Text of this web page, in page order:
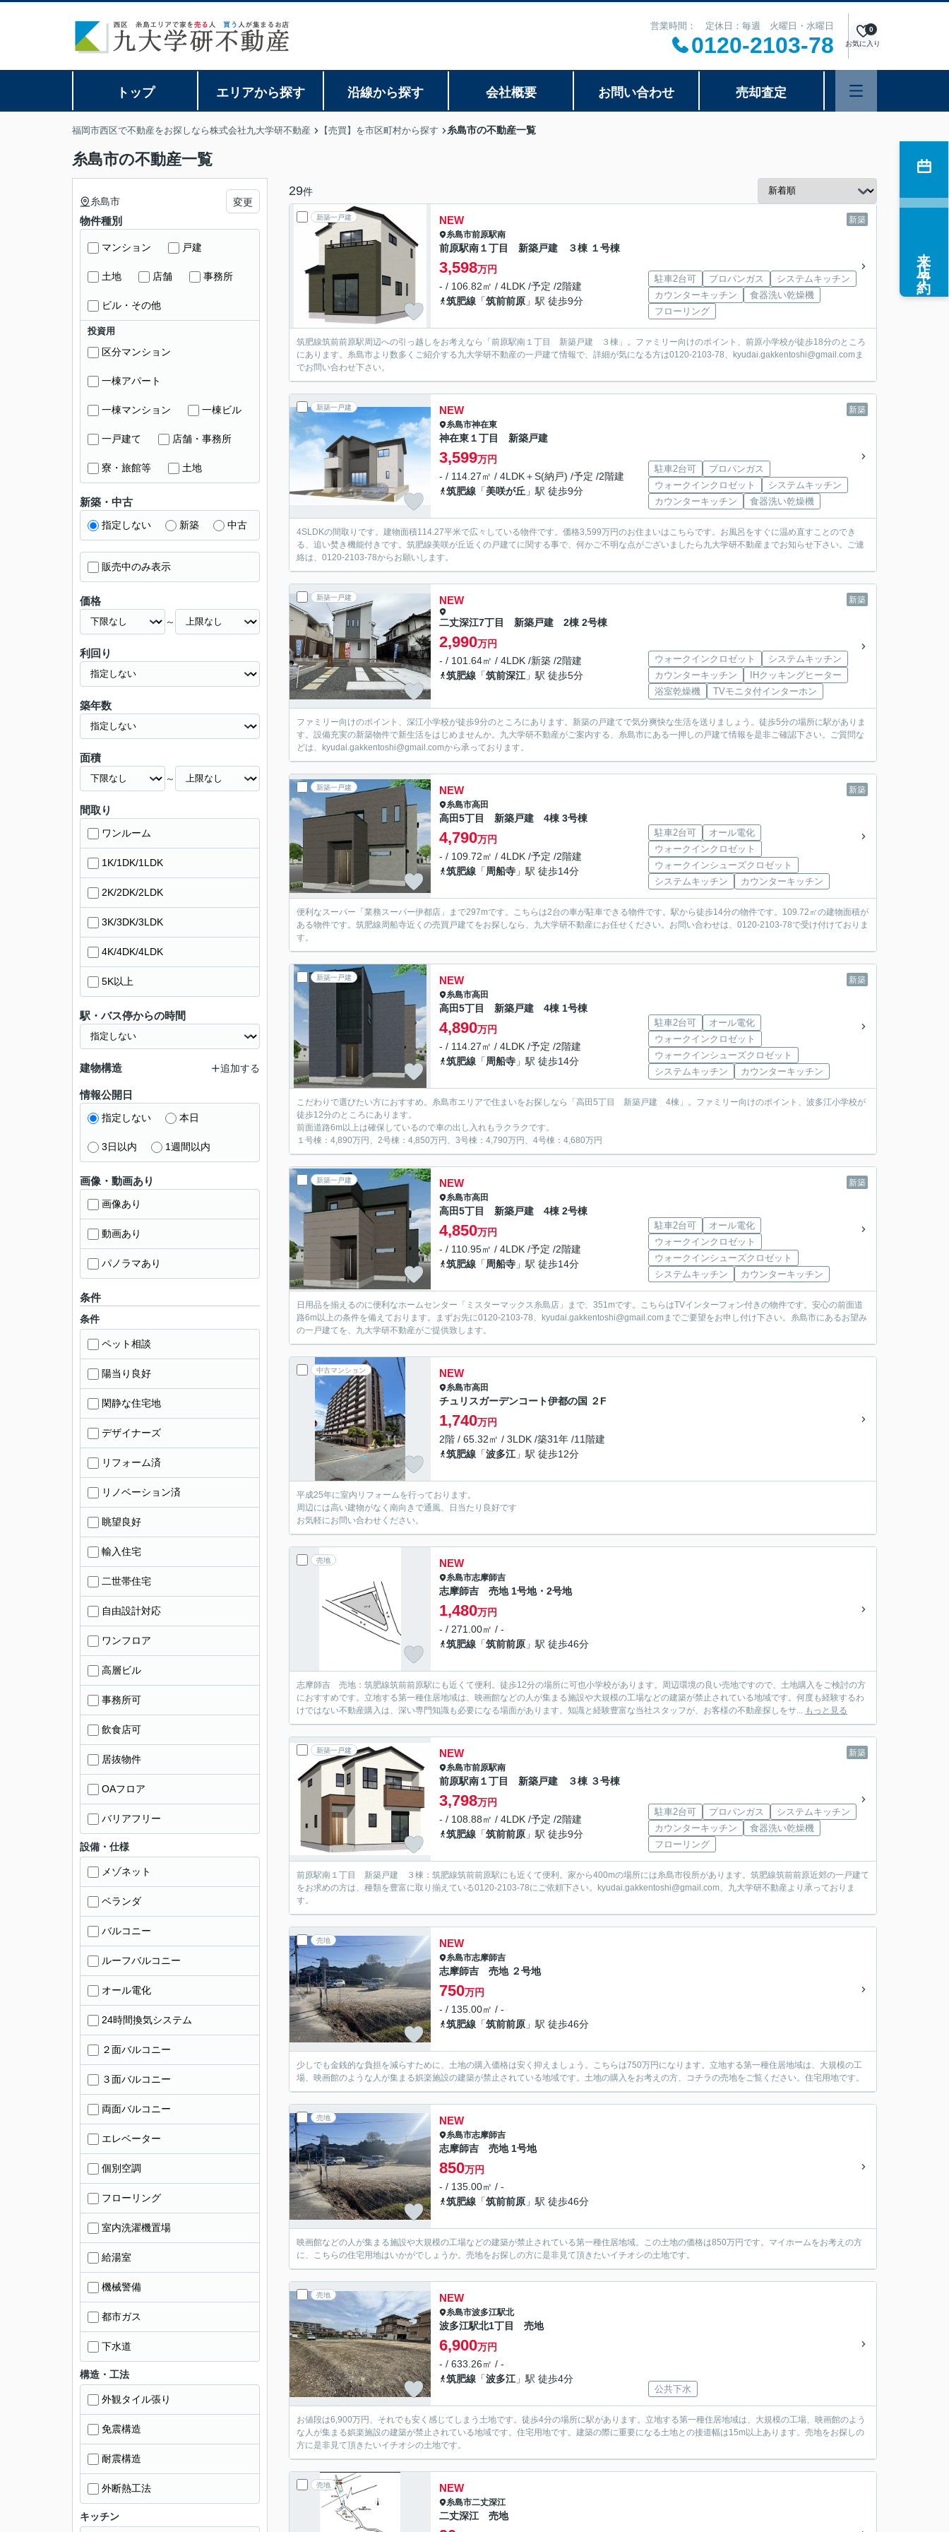
営業時間： 定休日：毎週 火曜日・水曜日
0120-2103-78 お気に入り
0
トップ エリアから探す 沿線から探す 会社概要 お問い合わせ 売却査定
福岡市西区で不動産をお探しなら株式会社九大学研不動産 【売買】を市区町村から探す 糸島市の不動産一覧
糸島市の不動産一覧
29件
新築一戸建 新築
NEW
糸島市前原駅南
前原駅南１丁目 新築戸建 ３棟 １号棟
3,598万円
- / 106.82㎡ / 4LDK /予定 /2階建
筑肥線 「筑前前原 」駅 徒歩9分
駐車2台可 プロパンガス
システムキッチン
カウンターキッチン
食器洗い乾燥機
フローリング
筑肥線筑前前原駅周辺への引っ越しをお考えなら「前原駅南１丁目 新築戸建 ３棟」。ファミリー向けのポイント、前原小学校が徒歩18分のところ
にあります。糸島市より数多くご紹介する九大学研不動産の一戸建て情報で、詳細が気になる方は0120-2103-78、kyudai.gakkentoshi@gmail.comま
でお問い合わせ下さい。
新築一戸建 新築
NEW
糸島市神在東
神在東１丁目 新築戸建
3,599万円
- / 114.27㎡ / 4LDK＋S(納戸) /予定 /2階建
筑肥線 「美咲が丘 」駅 徒歩9分
駐車2台可
プロパンガス
ウォークインクロゼット
システムキッチン
カウンターキッチン
食器洗い乾燥機
4SLDKの間取りです。建物面積114.27平米で広々している物件です。価格3,599万円のお住まいはこちらです。お風呂をすぐに温め直すことのでき
る、追い焚き機能付きです。筑肥線美咲が丘近くの戸建てに関する事で、何かご不明な点がございましたら九大学研不動産までお知らせ下さい。ご連
絡は、0120-2103-78からお願いします。
新築一戸建 新築
NEW
二丈深江7丁目 新築戸建 2棟 2号棟
2,990万円
- / 101.64㎡ / 4LDK /新築 /2階建
筑肥線 「筑前深江 」駅 徒歩5分
ウォークインクロゼット
システムキッチン
カウンターキッチン
IHクッキングヒーター
浴室乾燥機
TVモニタ付インターホン
ファミリー向けのポイント、深江小学校が徒歩9分のところにあります。新築の戸建てで気分爽快な生活を送りましょう。徒歩5分の場所に駅がありま
す。設備充実の新築物件で新生活をはじめませんか。九大学研不動産がご案内する、糸島市にある一押しの戸建て情報を是非ご確認下さい。ご質問な
どは、kyudai.gakkentoshi@gmail.comから承っております。
新築一戸建 新築
NEW
糸島市高田
高田5丁目 新築戸建 4棟 3号棟
4,790万円
- / 109.72㎡ / 4LDK /予定 /2階建
筑肥線 「周船寺 」駅 徒歩14分
駐車2台可
オール電化
ウォークインクロゼット
ウォークインシューズクロゼット
システムキッチン
カウンターキッチン
便利なスーパー「業務スーパー伊都店」まで297mです。こちらは2台の車が駐車できる物件です。駅から徒歩14分の物件です。109.72㎡の建物面積が
ある物件です。筑肥線周船寺近くの売買戸建てをお探しなら、九大学研不動産にお任せください。お問い合わせは、0120-2103-78で受け付けておりま
す。
新築一戸建 新築
NEW
糸島市高田
高田5丁目 新築戸建 4棟 1号棟
4,890万円
- / 114.27㎡ / 4LDK /予定 /2階建
筑肥線 「周船寺 」駅 徒歩14分
駐車2台可
オール電化
ウォークインクロゼット
ウォークインシューズクロゼット
システムキッチン
カウンターキッチン
こだわりで選びたい方におすすめ。糸島市エリアで住まいをお探しなら「高田5丁目 新築戸建 4棟」。ファミリー向けのポイント、波多江小学校が
徒歩12分のところにあります。
前面道路6m以上は確保しているので車の出し入れもラクラクです。
１号棟：4,890万円、2号棟：4,850万円、3号棟：4,790万円、4号棟：4,680万円
新築一戸建 新築
NEW
糸島市高田
高田5丁目 新築戸建 4棟 2号棟
4,850万円
- / 110.95㎡ / 4LDK /予定 /2階建
筑肥線 「周船寺 」駅 徒歩14分
駐車2台可
オール電化
ウォークインクロゼット
ウォークインシューズクロゼット
システムキッチン
カウンターキッチン
日用品を揃えるのに便利なホームセンター「ミスターマックス糸島店」まで、351mです。こちらはTVインターフォン付きの物件です。安心の前面道
路6m以上の条件を備えております。まずお先に0120-2103-78、kyudai.gakkentoshi@gmail.comまでご要望をお申し付け下さい。糸島市にあるお望み
の一戸建てを、九大学研不動産がご提供致します。
中古マンション NEW
糸島市高田
チュリスガーデンコート伊都の国 ２F
1,740万円
2階 / 65.32㎡ / 3LDK /築31年 /11階建
筑肥線 「波多江 」駅 徒歩12分
平成25年に室内リフォームを行っております。
周辺には高い建物がなく南向きで通風、日当たり良好です
お気軽にお問い合わせください。
売地 NEW
糸島市志摩師吉
志摩師吉 売地 1号地・2号地
1,480万円
- / 271.00㎡ / -
筑肥線 「筑前前原 」駅 徒歩46分
志摩師吉 売地：筑肥線筑前前原駅にも近くて便利。徒歩12分の場所に可也小学校があります。周辺環境の良い売地ですので、土地購入をご検討の方
におすすめです。立地する第一種住居地域は、映画館などの人が集まる施設や大規模の工場などの建築が禁止されている地域です。何度も経験するわ
けではない不動産購入は、深い専門知識も必要になる場面があります。知識と経験豊富な当社スタッフが、お客様の不動産探しをサ... もっと見る
新築一戸建 新築
NEW
糸島市前原駅南
前原駅南１丁目 新築戸建 ３棟 ３号棟
3,798万円
- / 108.88㎡ / 4LDK /予定 /2階建
筑肥線 「筑前前原 」駅 徒歩9分
駐車2台可 プロパンガス
システムキッチン
カウンターキッチン
食器洗い乾燥機
フローリング
前原駅南１丁目 新築戸建 ３棟：筑肥線筑前前原駅にも近くて便利。家から400mの場所には糸島市役所があります。筑肥線筑前前原近郊の一戸建て
をお求めの方は、種類を豊富に取り揃えている0120-2103-78にご依頼下さい。kyudai.gakkentoshi@gmail.com、九大学研不動産より承っておりま
す。
売地 NEW
糸島市志摩師吉
志摩師吉 売地 ２号地
750万円
- / 135.00㎡ / -
筑肥線 「筑前前原 」駅 徒歩46分
少しでも金銭的な負担を減らすために、土地の購入価格は安く抑えましょう。こちらは750万円になります。立地する第一種住居地域は、大規模の工
場、映画館のような人が集まる娯楽施設の建築が禁止されている地域です。土地の購入をお考えの方、コチラの売地をご覧ください。住宅用地です。
売地 NEW
糸島市志摩師吉
志摩師吉 売地 1号地
850万円
- / 135.00㎡ / -
筑肥線 「筑前前原 」駅 徒歩46分
映画館などの人が集まる施設や大規模の工場などの建築が禁止されている第一種住居地域。この土地の価格は850万円です。マイホームをお考えの方
に、こちらの住宅用地はいかがでしょうか。売地をお探しの方に是非見て頂きたいイチオシの土地です。
売地 NEW
糸島市波多江駅北
波多江駅北1丁目 売地
6,900万円
- / 633.26㎡ / -
筑肥線 「波多江 」駅 徒歩4分
公共下水
お値段は6,900万円、それでも安く感じてしまう土地です。徒歩4分の場所に駅があります。立地する第一種住居地域は、大規模の工場、映画館のよう
な人が集まる娯楽施設の建築が禁止されている地域です。住宅用地です。建築の際に重要になる土地との接道幅は15m以上あります。売地をお探しの
方に是非見て頂きたいイチオシの土地です。
売地 NEW
糸島市二丈深江
二丈深江 売地
糸島市 変更
物件種別
マンション 戸建
土地 店舗 事務所
ビル・その他
投資用
区分マンション
一棟アパート
一棟マンション 一棟ビル
一戸建て 店舗・事務所
寮・旅館等 土地
新築・中古
指定しない 新築 中古
販売中のみ表示
価格
～
利回り
築年数
面積
～
間取り
ワンルーム
1K/1DK/1LDK
2K/2DK/2LDK
3K/3DK/3LDK
4K/4DK/4LDK
5K以上
駅・バス停からの時間
建物構造 追加する
情報公開日
指定しない 本日
3日以内 1週間以内
画像・動画あり
画像あり
動画あり
パノラマあり
条件
条件
ペット相談
陽当り良好
閑静な住宅地
デザイナーズ
リフォーム済
リノベーション済
眺望良好
輸入住宅
二世帯住宅
自由設計対応
ワンフロア
高層ビル
事務所可
飲食店可
居抜物件
OAフロア
バリアフリー
設備・仕様
メゾネット
ベランダ
バルコニー
ルーフバルコニー
オール電化
24時間換気システム
２面バルコニー
３面バルコニー
両面バルコニー
エレベーター
個別空調
フローリング
室内洗濯機置場
給湯室
機械警備
都市ガス
下水道
構造・工法
外観タイル張り
免震構造
耐震構造
外断熱工法
キッチン
来店予約